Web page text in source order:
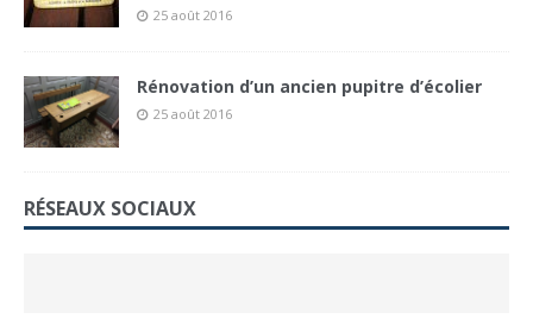
25 août 2016
Rénovation d’un ancien pupitre d’écolier
25 août 2016
RÉSEAUX SOCIAUX